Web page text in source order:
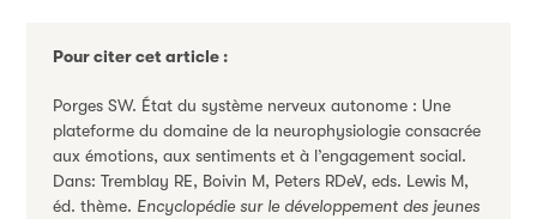
Pour citer cet article :
Porges SW. État du système nerveux autonome : Une
plateforme du domaine de la neurophysiologie consacrée
aux émotions, aux sentiments et à l’engagement social.
Dans: Tremblay RE, Boivin M, Peters RDeV, eds. Lewis M,
éd. thème. Encyclopédie sur le développement des jeunes